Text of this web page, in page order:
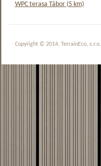
WPC terasa Tábor (5 km)
Copyright © 2014, TerrainEco, s.r.o.